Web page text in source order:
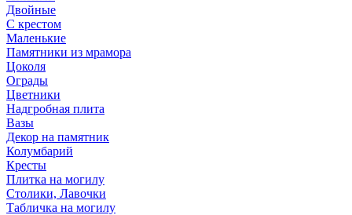
Двойные
С крестом
Маленькие
Памятники из мрамора
Цоколя
Ограды
Цветники
Надгробная плита
Вазы
Декор на памятник
Колумбарий
Кресты
Плитка на могилу
Столики, Лавочки
Табличка на могилу